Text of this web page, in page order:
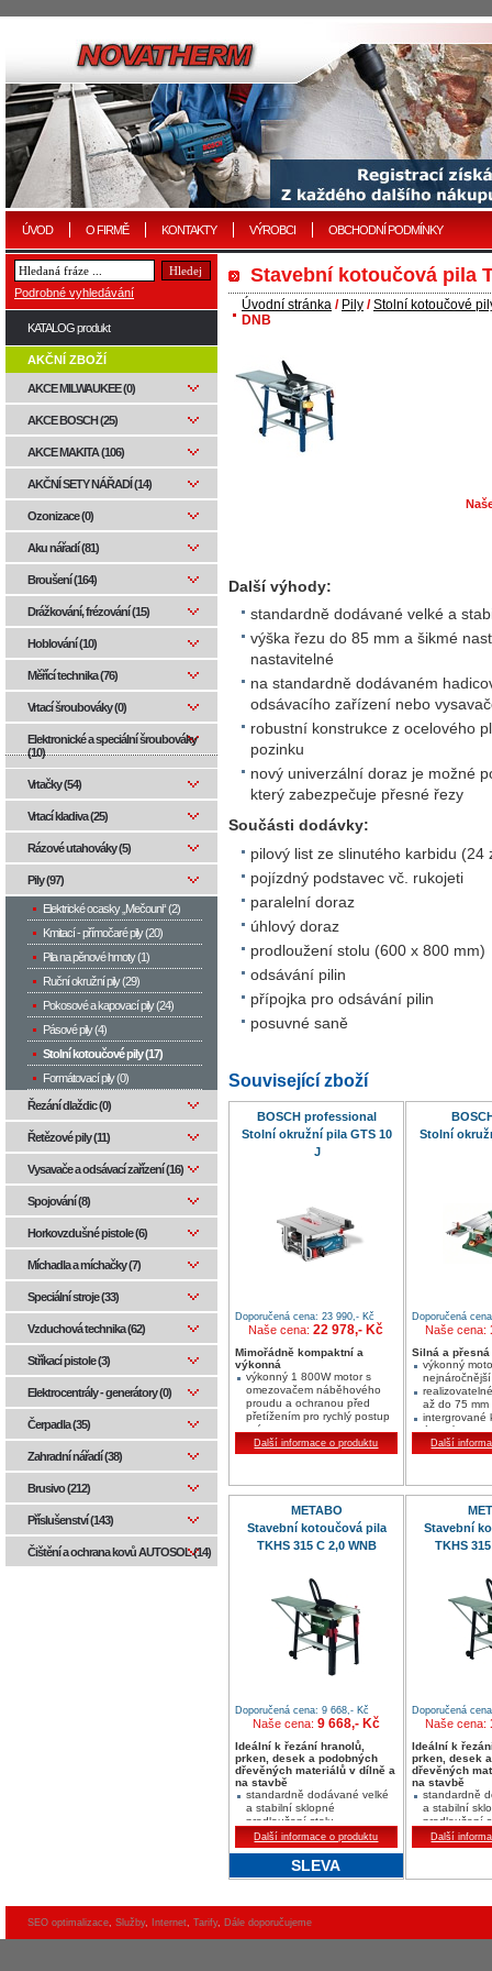
ÚVOD O FIRMĚ KONTAKTY VÝROBCI OBCHODNÍ PODMÍNKY
Stavební kotoučová pila
Úvodní stránka / Pily /Stolní kotoučové
DNB
Další výhody:
standardně dodávané velké a
výška řezu do 85 mm a šikmé
nastavitelné
na standardně dodávaném
odsávacího zařízení nebo
robustní konstrukce z ocelového
pozinku
nový univerzální doraz je možné
který zabezpečuje přesné řezy
Součásti dodávky:
pilový list ze slinutého karbidu (24
pojízdný podstavec vč. rukojeti
paralelní doraz
úhlový doraz
prodloužení stolu (600 x 800 mm)
odsávání pilin
přípojka pro odsávání pilin
posuvné saně
Související zboží
BOSCH professional
Stolní okružní pila GTS 10
J
Doporučená cena: 23 990,- Kč
Naše cena:22 978,- Kč
Mimořádně kompaktní a
výkonná
výkonný 1 800W motor s
omezovačem náběhového
proudu a ochranou před
přetížením pro rychlý postup
práce
optimální přemisťování díky
kompaktní konstrukci a
ploch
Další informace o produktu
Stolní
Doporučená
Naše cena:
Silná a přesná
výkonný
až do 75 mm
intergrované
úhlovým
pokosový
jenoduché
Další
METABO
Stavební kotoučová pila
TKHS 315 C 2,0 WNB
Doporučená cena: 9 668,- Kč
Naše cena: 9 668,- Kč
Ideální k řezání hranolů,
prken, desek a podobných
dřevěných materiálů v dílně a
na stavbě
standardně dodávané velké
a stabilní sklopné
prodloužení stolu
výška řezu do 85 mm a šikmé
nastavení až do 45° je
bezstupňovitě nastavitelné
na standardně dodávaném
Další informace o produktu
SLEVA
Stavební
TKHS
Doporučená
Naše cena:
Ideální k
prken, desek
dřevěných
na stavbě
standardně
a stabilní
prodloužení
výška řezu
nastavení až
Další
Podrobné vyhledávání
KATALOG produkt
AKČNÍ ZBOŽÍ
AKCE MILWAUKEE (0)
AKCE BOSCH (25)
AKCE MAKITA (106)
AKČNÍ SETY NÁŘADÍ (14)
Ozonizace (0)
Aku nářadí (81)
Broušení (164)
Drážkování, frézování (15)
Hoblování (10)
Měřící technika (76)
Vrtací šroubováky (0)
Elektronické a speciální šroubováky
(10)
Vrtačky (54)
Vrtací kladiva (25)
Rázové utahováky (5)
Pily (97)
Elektrické ocasky „Mečouni“ (2)
Kmitací - přímočaré pily (20)
Pila na pěnové hmoty (1)
Ruční okružní pily (29)
Pokosové a kapovací pily (24)
Pásové pily (4)
Stolní kotoučové pily (17)
Formátovací pily (0)
Řezání dlaždic (0)
Řetězové pily (11)
Vysavače a odsávací zařízení (16)
Spojování (8)
Horkovzdušné pistole (6)
Míchadla a míchačky (7)
Speciální stroje (33)
Vzduchová technika (62)
Stříkací pistole (3)
Elektrocentrály - generátory (0)
Čerpadla (35)
Zahradní nářadí (38)
Brusivo (212)
Příslušenství (143)
Čištění a ochrana kovů AUTOSOL (14)
SEO optimalizace, Služby, Internet, Tarify, Dále doporučujeme